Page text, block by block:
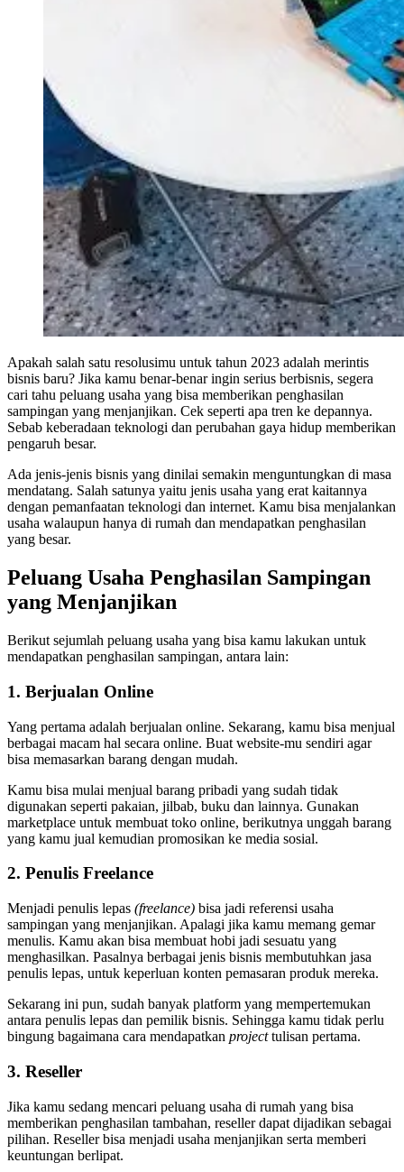
Apakah salah satu resolusimu untuk tahun 2023 adalah merintis
bisnis baru? Jika kamu benar-benar ingin serius berbisnis, segera
cari tahu peluang usaha yang bisa memberikan penghasilan
sampingan yang menjanjikan. Cek seperti apa tren ke depannya.
Sebab keberadaan teknologi dan perubahan gaya hidup memberikan
pengaruh besar.
Ada jenis-jenis bisnis yang dinilai semakin menguntungkan di masa
mendatang. Salah satunya yaitu jenis usaha yang erat kaitannya
dengan pemanfaatan teknologi dan internet. Kamu bisa menjalankan
usaha walaupun hanya di rumah dan mendapatkan penghasilan
yang besar.
Peluang Usaha Penghasilan Sampingan
yang Menjanjikan
Berikut sejumlah peluang usaha yang bisa kamu lakukan untuk
mendapatkan penghasilan sampingan, antara lain:
1. Berjualan Online
Yang pertama adalah berjualan online. Sekarang, kamu bisa menjual
berbagai macam hal secara online. Buat website-mu sendiri agar
bisa memasarkan barang dengan mudah.
Kamu bisa mulai menjual barang pribadi yang sudah tidak
digunakan seperti pakaian, jilbab, buku dan lainnya. Gunakan
marketplace untuk membuat toko online, berikutnya unggah barang
yang kamu jual kemudian promosikan ke media sosial.
2. Penulis Freelance
Menjadi penulis lepas (freelance) bisa jadi referensi usaha
sampingan yang menjanjikan. Apalagi jika kamu memang gemar
menulis. Kamu akan bisa membuat hobi jadi sesuatu yang
menghasilkan. Pasalnya berbagai jenis bisnis membutuhkan jasa
penulis lepas, untuk keperluan konten pemasaran produk mereka.
Sekarang ini pun, sudah banyak platform yang mempertemukan
antara penulis lepas dan pemilik bisnis. Sehingga kamu tidak perlu
bingung bagaimana cara mendapatkan projecttulisan pertama.
3. Reseller
Jika kamu sedang mencari peluang usaha di rumah yang bisa
memberikan penghasilan tambahan, reseller dapat dijadikan sebagai
pilihan. Reseller bisa menjadi usaha menjanjikan serta memberi
keuntungan berlipat.